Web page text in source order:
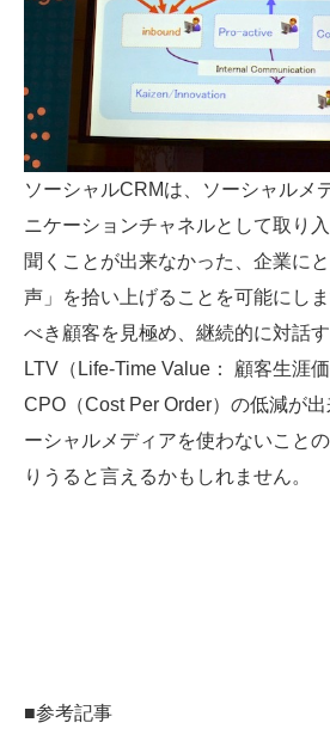
ソーシャルCRMは、ソーシャルメ
ニケーションチャネルとして取り
聞くことが出来なかった、企業に
声」を拾い上げることを可能にし
べき顧客を見極め、継続的に対話す
LTV（Life-Time Value： 顧客生涯
CPO（Cost Per Order）の低減が
ーシャルメディアを使わないこと
りうると言えるかもしれません。
■参考記事